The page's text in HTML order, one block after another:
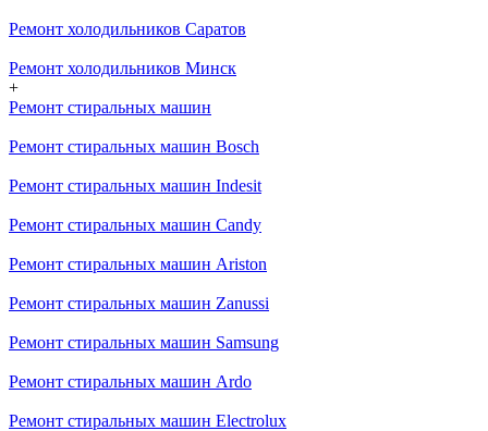
Ремонт холодильников Саратов
Ремонт холодильников Минск
+
Ремонт стиральных машин
Ремонт стиральных машин Bosch
Ремонт стиральных машин Indesit
Ремонт стиральных машин Candy
Ремонт стиральных машин Ariston
Ремонт стиральных машин Zanussi
Ремонт стиральных машин Samsung
Ремонт стиральных машин Ardo
Ремонт стиральных машин Electrolux